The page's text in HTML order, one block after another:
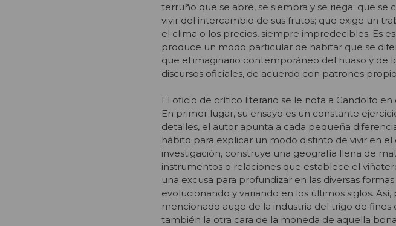
terruño que se abre, se siembra y se riega; que
vivir del intercambio de sus frutos; que exige un
el clima o los precios, siempre impredecibles. Es
produce un modo particular de habitar que se
que el imaginario contemporáneo del huaso y de
discursos oficiales, de acuerdo con patrones
El oficio de crítico literario se le nota a Gandolfo
En primer lugar, su ensayo es un constante
detalles, el autor apunta a cada pequeña
hábito para explicar un modo distinto de vivir en
investigación, construye una geografía llena de
instrumentos o relaciones que establece el
una excusa para profundizar en las diversas
evolucionando y variando en los últimos siglos.
mencionado auge de la industria del trigo de fines
también la otra cara de la moneda de aquella